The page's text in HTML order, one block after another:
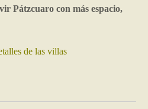
Pátzcuaro con más espacio,
de las villas